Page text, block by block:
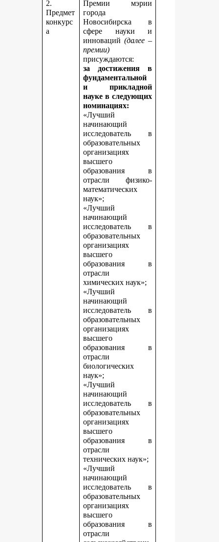
2.
Предмет
конкурс
а
Премии мэрии
города
Новосибирска в
сфере науки и
инноваций(далее –
премии)
присуждаются:
за достижения в
фундаментальной
и прикладной
наукев следующих
номинациях:
«Лучший
начинающий
исследователь в
образовательных
организациях
высшего
образования в
отрасли физико-
математических
наук»;
«Лучший
начинающий
исследователь в
образовательных
организациях
высшего
образования в
отрасли
химических наук»;
«Лучший
начинающий
исследователь в
образовательных
организациях
высшего
образования в
отрасли
биологических
наук»;
«Лучший
начинающий
исследователь в
образовательных
организациях
высшего
образования в
отрасли
технических наук»;
«Лучший
начинающий
исследователь в
образовательных
организациях
высшего
образования в
отрасли